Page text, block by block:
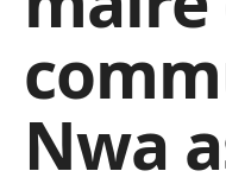
Nwa